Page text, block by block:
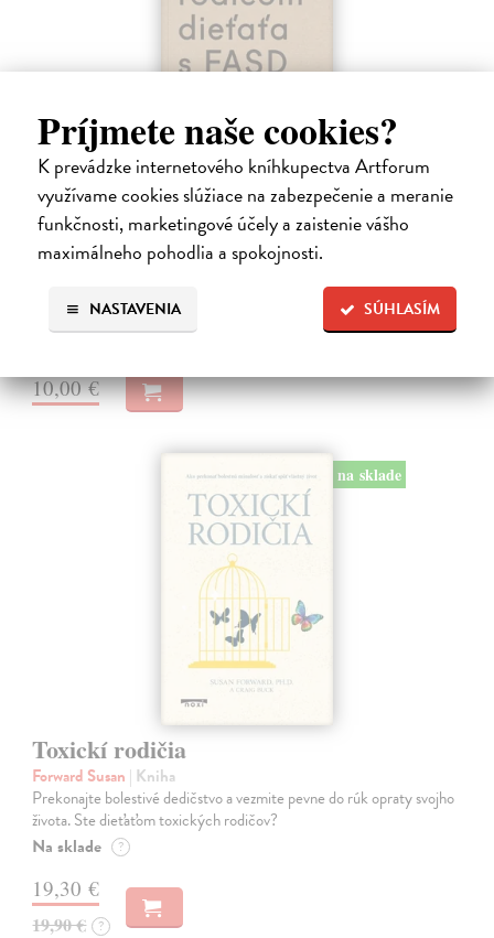
Príjmete naše cookies?
K prevádzke internetového kníhkupectva Artforum
využívame cookies slúžiace na zabezpečenie a meranie
funkčnosti, marketingové účely a zaistenie vášho
maximálneho pohodlia a spokojnosti.
SÚHLASÍM
NASTAVENIA
Ako byť rodičom dieťaťa s FASD
Brown Julia, Mather Mary| Kniha
Jedna z mála kníh o poruchách fetálneho alkoholového spektra v
slovenskom jazyku. Kniha nielen jasne a zrozumiteľne popisuje
problematiku FASD, ale ponúka aj konkrétne rady pri výchove detí s
touto diagnózou.…
Na sklade ?
10,00 €
na sklade
Toxickí rodičia
Forward Susan | Kniha
Prekonajte bolestivé dedičstvo a vezmite pevne do rúk opraty svojho
života. Ste dieťaťom toxických rodičov?
Na sklade ?
19,30 €
19,90 € ?